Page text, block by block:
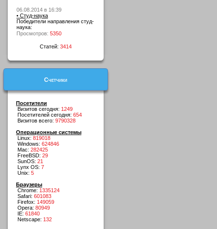
06.08.2014 в 16:39
• Студ-наука
Победители направления студ-
наука:
Просмотров: 5350
Статей: 3414
Счетчики
Посетители
Визитов сегодня: 1249
Посетителей сегодня: 654
Визитов всего: 9790328
Операционные системы
Linux: 819018
Windows: 624846
Mac: 282425
FreeBSD: 29
SunOS: 21
Lynx OS: 7
Unix: 5
Браузеры
Chrome: 1335124
Safari: 601083
Firefox: 149059
Opera: 80949
IE: 61840
Netscape: 132